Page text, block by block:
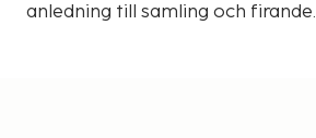
anledning till samling och firande.